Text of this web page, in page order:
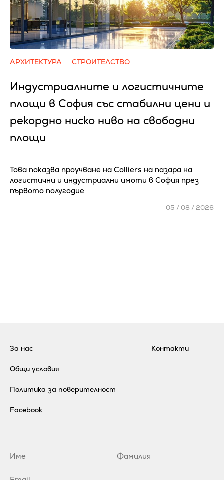
АРХИТЕКТУРА СТРОИТЕЛСТВО
Индустриалните и логистичните
площи в София със стабилни цени и
рекордно ниско ниво на свободни
площи
Това показва проучване на Colliers на пазара на
логистични и индустриални имоти в София през
първото полугодие
05 / 08 / 2026
За нас
Общи условия
Политика за поверителност
Контакти
Facebook